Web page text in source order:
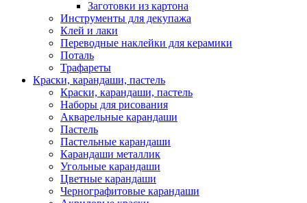
Заготовки из картона
Инструменты для декупажа
Клей и лаки
Переводные наклейки для керамики
Поталь
Трафареты
Краски, карандаши, пастель
Краски, карандаши, пастель
Наборы для рисования
Акварельные карандаши
Пастель
Пастельные карандаши
Карандаши металлик
Угольные карандаши
Цветные карандаши
Чернографитовые карандаши